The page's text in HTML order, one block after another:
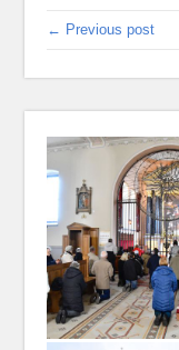
← Previous post